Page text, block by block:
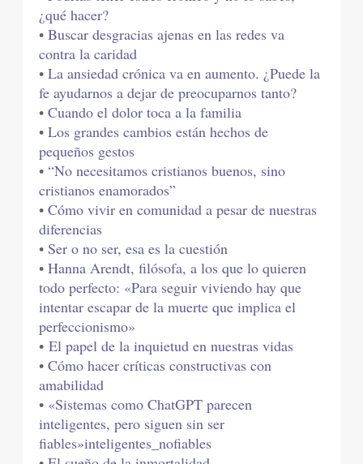
¿qué hacer?
•Buscar desgracias ajenas en las redes va
contra la caridad
•La ansiedad crónica va en aumento. ¿Puede la
fe ayudarnos a dejar de preocuparnos tanto?
•Cuando el dolor toca a la familia
•Los grandes cambios están hechos de
pequeños gestos
•“No necesitamos cristianos buenos, sino
cristianos enamorados”
•Cómo vivir en comunidad a pesar de nuestras
diferencias
• Ser o no ser, esa es la cuestión
•Hanna Arendt, filósofa, a los que lo quieren
todo perfecto: «Para seguir viviendo hay que
intentar escapar de la muerte que implica el
perfeccionismo»
•El papel de la inquietud en nuestras vidas
•Cómo hacer críticas constructivas con
amabilidad
• «Sistemas como ChatGPT parecen
inteligentes, pero siguen sin ser
fiables»inteligentes_nofiables